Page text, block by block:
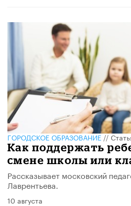
ГОРОДСКОЕ ОБРАЗОВАНИЕ//
​Как поддержать
смене школы или
Рассказывает московский
Лаврентьева.
10 августа